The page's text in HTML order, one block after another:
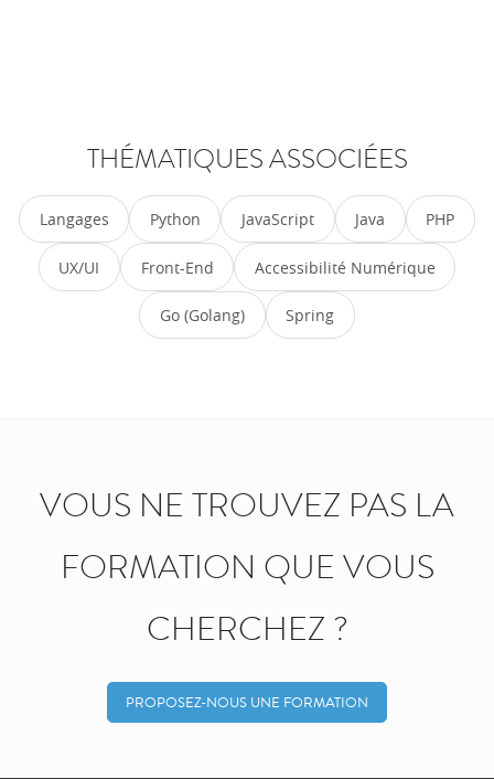
THÉMATIQUES ASSOCIÉES
Langages Python JavaScript Java PHP
UX/UI Front-End Accessibilité Numérique
Go (Golang) Spring
VOUS NE TROUVEZ PAS LA
FORMATION QUE VOUS
CHERCHEZ ?
PROPOSEZ-NOUS UNE FORMATION